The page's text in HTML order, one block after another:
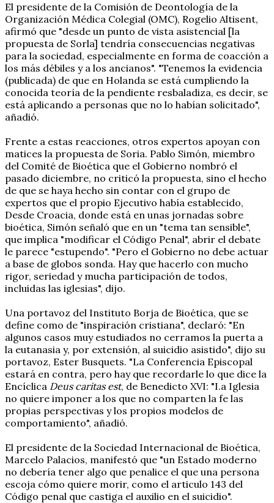
El presidente de la Comisión de Deontología de la
Organización Médica Colegial (OMC), Rogelio Altisent,
afirmó que "desde un punto de vista asistencial [la
propuesta de Sorla] tendría consecuencias negativas
para la sociedad, especialmente en forma de coacción a
los más débiles y a los ancianos". "Tenemos la evidencia
(publicada) de que en Holanda se está cumpliendo la
conocida teoría de la pendiente resbaladiza, es decir, se
está aplicando a personas que no lo habían solicitado",
añadió.
Frente a estas reacciones, otros expertos apoyan con
matices la propuesta de Soria. Pablo Simón, miembro
del Comité de Bioética que el Gobierno nombró el
pasado diciembre, no criticó la propuesta, sino el hecho
de que se haya hecho sin contar con el grupo de
expertos que el propio Ejecutivo había establecido,
Desde Croacia, donde está en unas jornadas sobre
bioética, Simón señaló que en un "tema tan sensible",
que implica "modificar el Código Penal", abrir el debate
le parece "estupendo". "Pero el Gobierno no debe actuar
a base de globos sonda. Hay que hacerlo con mucho
rigor, seriedad y mucha participación de todos,
incluidas las iglesias", dijo.
Una portavoz del Instituto Borja de Bioética, que se
define como de "inspiración cristiana", declaró: "En
algunos casos muy estudiados no cerramos la puerta a
la eutanasia y, por extensión, al suicidio asistido", dijo su
portavoz, Ester Busquets. "La Conferencia Episcopal
estará en contra, pero hay que recordarle lo que dice la
Encíclica Deus caritas est, de Benedicto XVI: "I.a Iglesia
no quiere imponer a los que no comparten la fe las
propias perspectivas y los propios modelos de
comportamiento", añadió.
El presidente de la Sociedad Internacional de Bioética,
Marcelo Palacios, manifestó que "un Estado moderno
no debería tener algo que penalice el que una persona
escoja cómo quiere morir, como el articulo 143 del
Código penal que castiga el auxilio en el suicidio".